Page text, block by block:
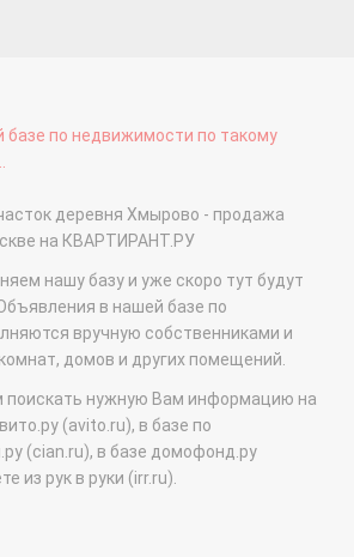
по недвижимости по такому
деревня Хмырово - продажа
на КВАРТИРАНТ.РУ
нашу базу и уже скоро тут будут
в нашей базе по
вручную собственниками и
домов и других помещений.
поискать нужную Вам информацию на
(avito.ru), в базе по
(cian.ru), в базе домофонд.ру
из рук в руки (irr.ru).